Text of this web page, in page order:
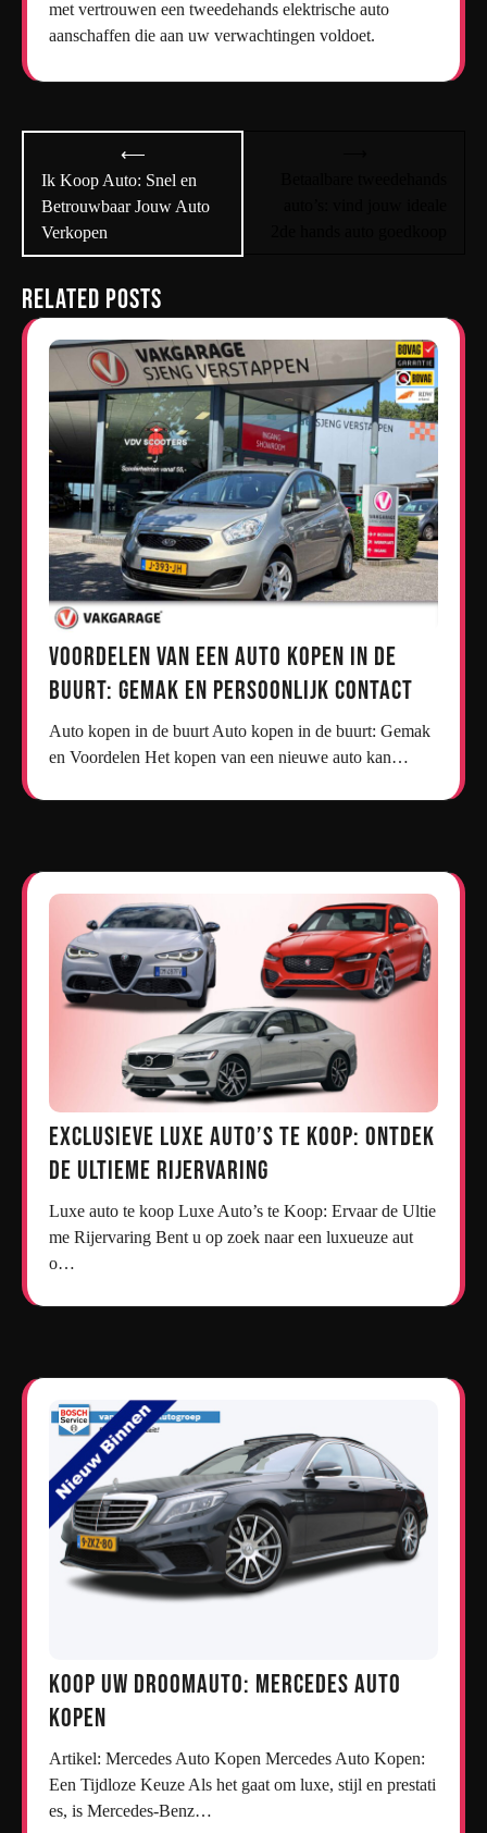
met vertrouwen een tweedehands elektrische auto
aanschaffen die aan uw verwachtingen voldoet.
navigatie
⟵
Ik Koop Auto: Snel en
Betrouwbaar Jouw Auto
Verkopen
Related Posts
Voordelen van een Auto Kopen in de
Buurt: Gemak en Persoonlijk Contact
Auto kopen in de buurt Auto kopen in de buurt: Gemak
en Voordelen Het kopen van een nieuwe auto kan…
Exclusieve Luxe Auto’s te Koop: Ontdek
de Ultieme Rijervaring
Luxe auto te koop Luxe Auto’s te Koop: Ervaar de Ultie
me Rijervaring Bent u op zoek naar een luxueuze aut
o…
Koop uw droomauto: Mercedes auto
kopen
Artikel: Mercedes Auto Kopen Mercedes Auto Kopen:
Een Tijdloze Keuze Als het gaat om luxe, stijl en prestati
es, is Mercedes-Benz…